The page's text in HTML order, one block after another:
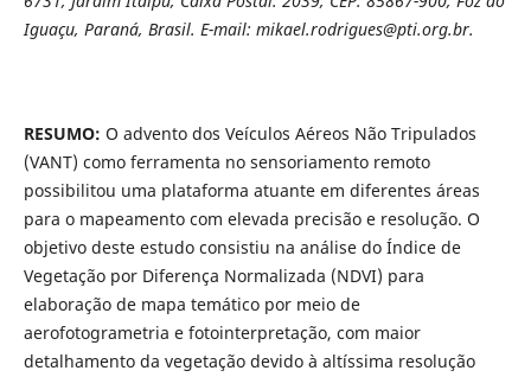
Iguaçu, Paraná, Brasil. E-mail: mikael.rodrigues@pti.org.br.
RESUMO: O advento dos Veículos Aéreos Não Tripulados
(VANT) como ferramenta no sensoriamento remoto
possibilitou uma plataforma atuante em diferentes áreas
para o mapeamento com elevada precisão e resolução. O
objetivo deste estudo consistiu na análise do Índice de
Vegetação por Diferença Normalizada (NDVI) para
elaboração de mapa temático por meio de
aerofotogrametria e fotointerpretação, com maior
detalhamento da vegetação devido à altíssima resolução